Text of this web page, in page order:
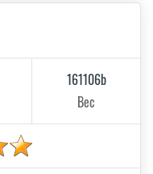
161106b
Вес